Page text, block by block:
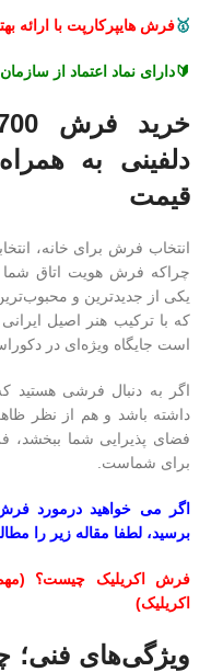
🥇فرش هایپرکارپت با ارائه
🔰دارای نماد اعتماد از
دلفینی به
قیمت
انتخاب فرش برای خانه،
چراکه فرش هویت اتاق
یکی از جدیدترین و
که با ترکیب هنر اصیل
است جایگاه ویژه‌ای در
اگر به دنبال فرشی هستید
داشته باشد و هم از نظر
برای شماست.
اگر می خواهید درمورد
برسید، لطفا مقاله زیر را
فرش اکریلیک چیست؟
اکریلیک)